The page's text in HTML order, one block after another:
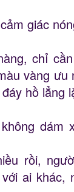
giác
chỉ
vàng ưu
hồ lẳng
dám
rồi,
ai khác,